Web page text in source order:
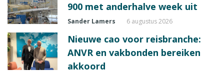
900 met anderhalve week uit
Sander Lamers 6 augustus 2026
Nieuwe cao voor reisbranche:
ANVR en vakbonden bereiken
akkoord